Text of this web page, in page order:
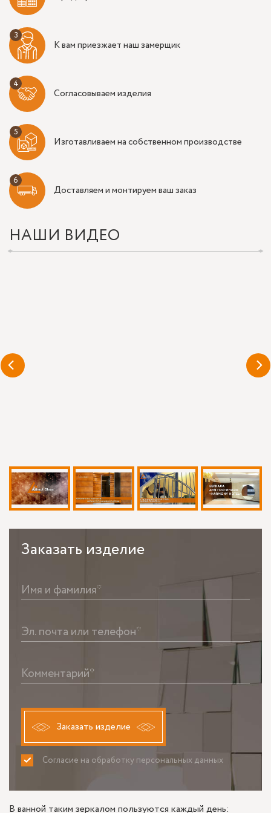
К вам приезжает наш замерщик
Согласовываем изделия
Изготавливаем на собственном производстве
Доставляем и монтируем ваш заказ
НАШИ ВИДЕО
Заказать изделие
Имя и фамилия*
Эл. почта или телефон*
Комментарий*
Заказать изделие
Согласие на обработку персональных данных
ПРИНИМАЮ НЕ ПРИНИМАЮ
В ванной таким зеркалом пользуются каждый день: